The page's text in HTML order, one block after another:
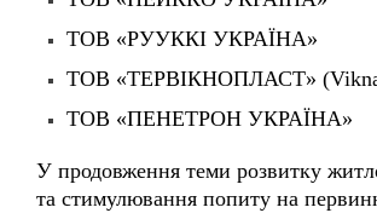
ТОВ «ТЕРВІКНОПЛАСТ»
У продовження теми розвитку
учасники дискусії окремо
ролі іпотечних інструментів як